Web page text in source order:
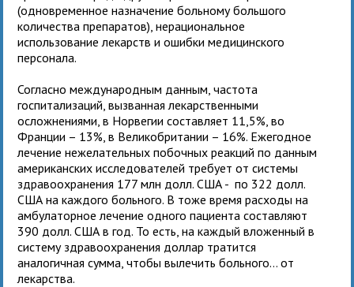
(одновременное назначение больному большого
количества препаратов), нерациональное
использование лекарств и ошибки медицинского
персонала.
Согласно международным данным, частота
госпитализаций, вызванная лекарственными
осложнениями, в Норвегии составляет 11,5%, во
Франции – 13%, в Великобритании – 16%. Ежегодное
лечение нежелательных побочных реакций по данным
американских исследователей требует от системы
здравоохранения 177 млн долл. США - по 322 долл.
США на каждого больного. В тоже время расходы на
амбулаторное лечение одного пациента составляют
390 долл. США в год. То есть, на каждый вложенный в
систему здравоохранения доллар тратится
аналогичная сумма, чтобы вылечить больного… от
лекарства.